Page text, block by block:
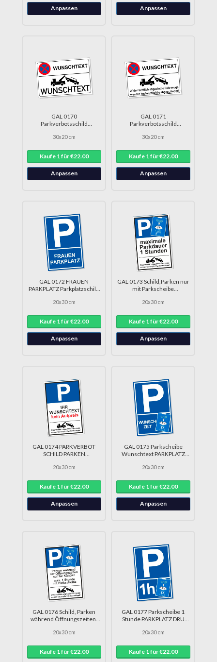
Anpassen Anpassen
GAL 0170
Parkverbotsschild
verboten DRU 0146
30x20 cm
Kaufe 1 für €22.00
Anpassen
GAL 0171
Parkverbotsschild
parken verboten DRU 0147
30x20 cm
Kaufe 1 für €22.00
Anpassen
GAL 0172 FRAUEN
PARKPLATZ Parkplatzschild
20x30 cm
Kaufe 1 für €22.00
Anpassen
GAL 0173 Schild,Parken nur
mit Parkscheibe
20x30 cm
Kaufe 1 für €22.00
Anpassen
GAL 0174 PARKVERBOT
SCHILD PARKEN
20x30 cm
Kaufe 1 für €22.00
Anpassen
GAL 0175 Parkscheibe
Wunschtext PARKPLATZ
20x30 cm
Kaufe 1 für €22.00
Anpassen
GAL 0176 Schild, Parken
während Öffnungszeiten,
20x30 cm
Kaufe 1 für €22.00
GAL 0177 Parkscheibe 1
Stunde PARKPLATZ DRU
20x30 cm
Kaufe 1 für €22.00